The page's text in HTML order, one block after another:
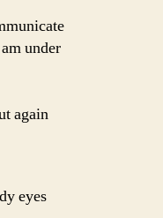
under
again
eyes